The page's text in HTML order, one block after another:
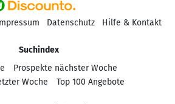
Datenschutz Hilfe & Kontakt
Suchindex
Prospekte nächster Woche
Woche
Top 100 Angebote